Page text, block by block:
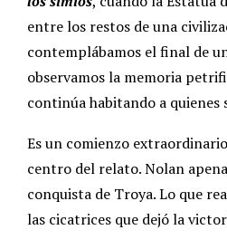
entre los restos de una
contemplábamos el final de
observamos la memoria
continúa habitando a quienes
Es un comienzo
centro del relato. Nolan
conquista de Troya. Lo que
las cicatrices que dejó la